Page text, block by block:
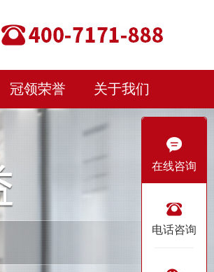
冠领荣誉 关于我们
在线咨询
电话咨询